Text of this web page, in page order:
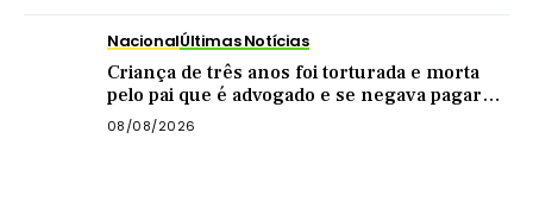
NacionalÚltimas Notícias
Criança de três anos foi torturada e morta
pelo pai que é advogado e se negava pagar
pensão
08/08/2026